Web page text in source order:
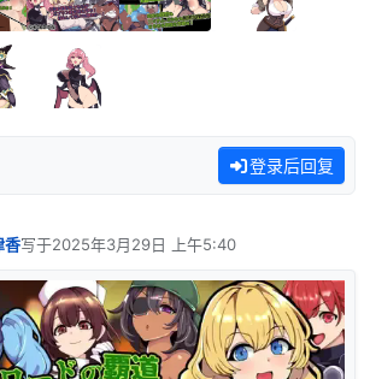
登录后回复
香写于2025年3月29日 上午5:40
最后由 编辑